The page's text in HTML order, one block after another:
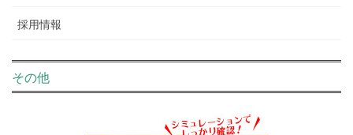
採用情報
その他